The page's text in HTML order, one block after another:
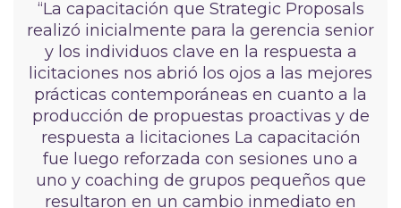
“La capacitación que Strategic Proposals
realizó inicialmente para la gerencia senior
y los individuos clave en la respuesta a
licitaciones nos abrió los ojos a las mejores
prácticas contemporáneas en cuanto a la
producción de propuestas proactivas y de
respuesta a licitaciones La capacitación
fue luego reforzada con sesiones uno a
uno y coaching de grupos pequeños que
resultaron en un cambio inmediato en